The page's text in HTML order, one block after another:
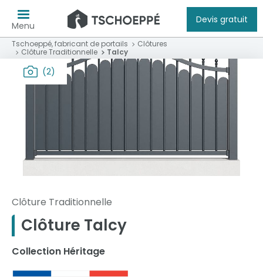
Menu
Devis gratuit
Tschoeppé, fabricant de portails
Clôtures
Clôture Traditionnelle
Talcy
(2)
Clôture Traditionnelle
Clôture Talcy
Collection Héritage